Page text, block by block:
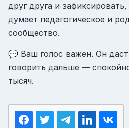
друг друга и
думает педагогическое и
сообщество.
💬 Ваш голос важен. Он
говорить дальше —
тысяч.